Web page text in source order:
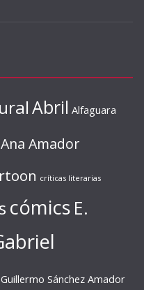
Abril Alfaguara
Ana Amador
críticas literarias
cómics E.
Guillermo Sánchez Amador